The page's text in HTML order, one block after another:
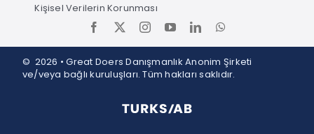
Kişisel Verilerin Korunması
© 2026 • Great Doers Danışmanlık Anonim Şirketi
ve/veya bağlı kuruluşları. Tüm hakları saklıdır.